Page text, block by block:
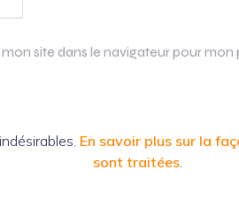
site dans le navigateur pour
En savoir plus sur la
sont traitées.